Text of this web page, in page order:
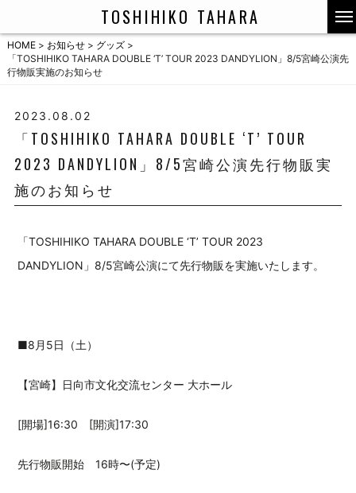
TOSHIHIKO TAHARA
HOME> お知らせ> グッズ>
「TOSHIHIKO TAHARA DOUBLE ‘T’ TOUR 2023 DANDYLION」8/5宮崎公演先
行物販実施のお知らせ
2023.08.02
「TOSHIHIKO TAHARA DOUBLE ‘T’ TOUR
2023 DANDYLION」8/5宮崎公演先行物販実
施のお知らせ
「TOSHIHIKO TAHARA DOUBLE ‘T’ TOUR 2023
DANDYLION」8/5宮崎公演にて先行物販を実施いたします。
■8月5日（土）
【宮崎】日向市文化交流センター 大ホール
[開場]16:30 [開演]17:30
先行物販開始 16時〜(予定)